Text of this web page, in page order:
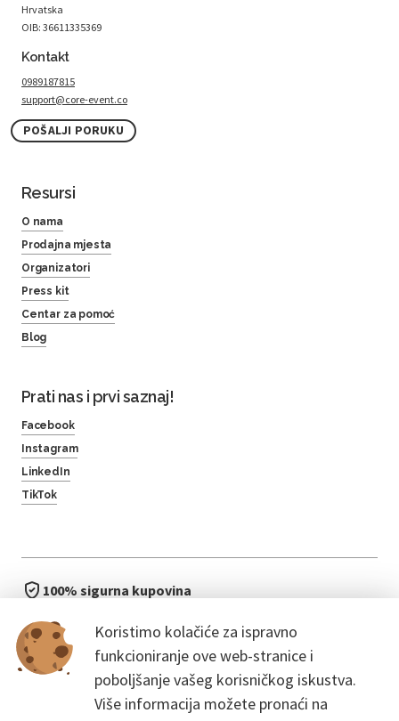
Koristimo kolačiće za ispravno
funkcioniranje ove web-stranice i
poboljšanje vašeg korisničkog iskustva.
Više informacija možete pronaći na
Hrvatska
OIB: 36611335369
Kontakt
0989187815
support@core-event.co
POŠALJI PORUKU
Resursi
O nama
Prodajna mjesta
Organizatori
Press kit
Centar za pomoć
Blog
Prati nas i prvi saznaj!
Facebook
Instagram
LinkedIn
TikTok
100% sigurna kupovina
bez čekanja u redu